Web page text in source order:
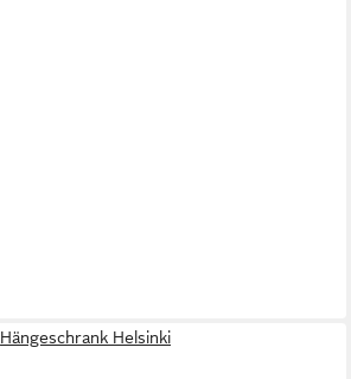
Hängeschrank Helsinki